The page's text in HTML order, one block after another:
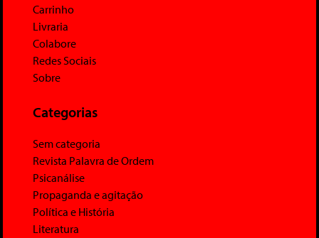
Carrinho
Livraria
Colabore
Redes Sociais
Sobre
Categorias
Sem categoria
Revista Palavra de Ordem
Psicanálise
Propaganda e agitação
Política e História
Literatura